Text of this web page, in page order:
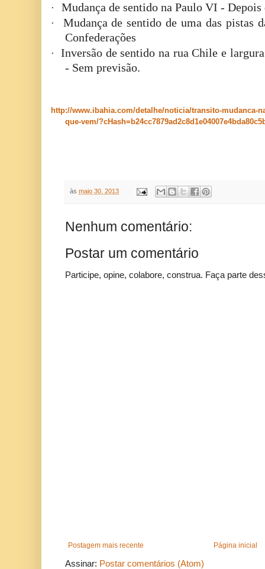
· Mudança de sentido na Paulo VI - Depois
·
Mudança de sentido de uma das pistas
Confederações
·
Inversão de sentido na rua Chile e
- Sem previsão.
http://www.ibahia.com/detalhe/noticia/transito-mudanca-
que-vem/
às maio 30, 2013
Nenhum comentário:
Postar um comentário
Participe, opine, colabore, construa. Faça parte
Postagem mais recente Página inicial
Assinar: Postar comentários (Atom)